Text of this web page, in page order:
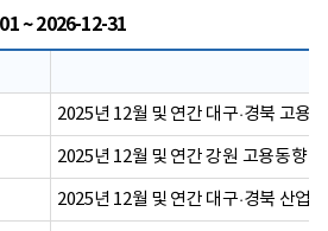
~ 2026-12-31
2025년 12월 및 연간 대구·경북 고용
2025년 12월 및 연간 강원 고용동향
2025년 12월 및 연간 대구·경북 산업